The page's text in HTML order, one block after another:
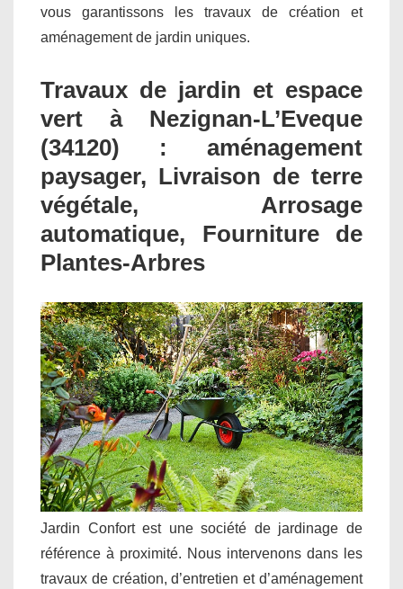
vous garantissons les travaux de création et
aménagement de jardin uniques.
Travaux de jardin et espace
vert à Nezignan-L’Eveque
(34120) : aménagement
paysager, Livraison de terre
végétale, Arrosage
automatique, Fourniture de
Plantes-Arbres
Jardin Confort est une société de jardinage de
référence à proximité. Nous intervenons dans les
travaux de création, d’entretien et d’aménagement